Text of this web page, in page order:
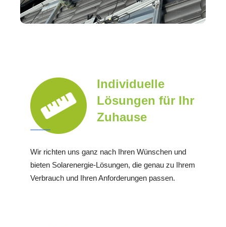
Individuelle
Lösungen für Ihr
Zuhause
Wir richten uns ganz nach Ihren Wünschen und
bieten Solarenergie-Lösungen, die genau zu Ihrem
Verbrauch und Ihren Anforderungen passen.